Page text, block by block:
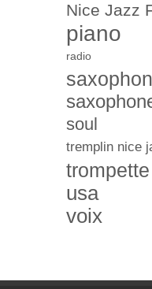
Nice Jazz
piano
radio
soul
tremplin nice
trompette
usa
voix